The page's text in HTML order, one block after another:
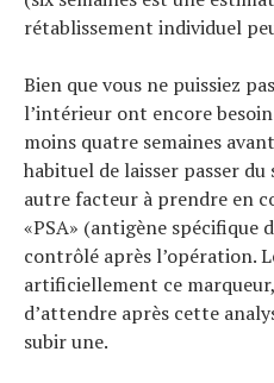
rétablissement individuel
Bien que vous ne puissiez
l’intérieur ont encore
moins quatre semaines
habituel de laisser passer
autre facteur à prendre en
«PSA» (antigène spécifique
contrôlé après l’opération.
artificiellement ce
d’attendre après cette
subir une.